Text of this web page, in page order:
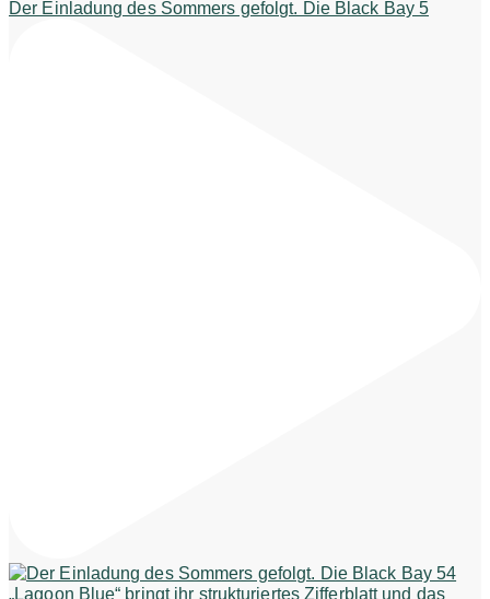
Der Einladung des Sommers gefolgt. Die Black Bay 5